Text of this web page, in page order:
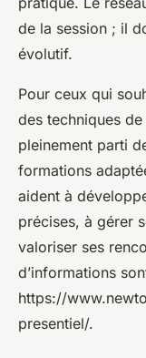
de la session ; il
évolutif.
Pour ceux qui
des techniques
pleinement parti
formations
aident à
précises, à gérer
valoriser ses
d’informations
https://
presentiel/.